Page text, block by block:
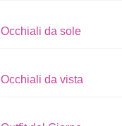
Occhiali da sole
Occhiali da vista